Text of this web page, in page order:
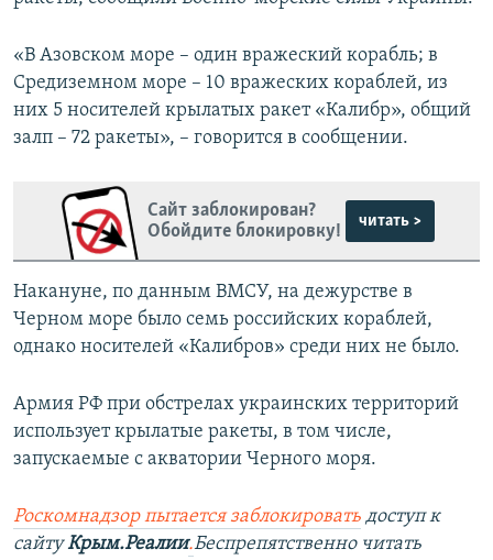
«В Азовском море – один вражеский корабль; в
Средиземном море – 10 вражеских кораблей, из
них 5 носителей крылатых ракет «Калибр», общий
залп – 72 ракеты», – говорится в сообщении.
Сайт заблокирован?
Обойдите блокировку!
читать >
Накануне, по данным ВМСУ, на дежурстве в
Черном море было семь российских кораблей,
однако носителей «Калибров» среди них не было.
Армия РФ при обстрелах украинских территорий
использует крылатые ракеты, в том числе,
запускаемые с акватории Черного моря.
Роскомнадзор пытается заблокировать доступ к
сайтуКрым.Реалии.Беспрепятственно читать